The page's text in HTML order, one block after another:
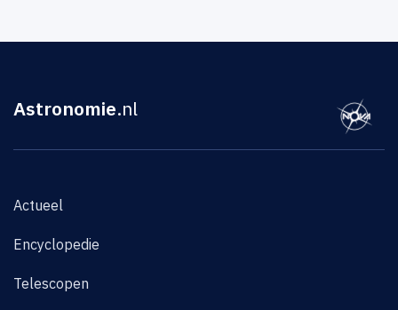
Astronomie.nl
Actueel
Encyclopedie
Telescopen